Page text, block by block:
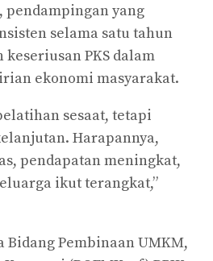
yang
selama satu tahun
PKS dalam
ekonomi masyarakat.
sesaat, tetapi
Harapannya,
pendapatan meningkat,
ikut terangkat,”
Bidang Pembinaan UMKM,